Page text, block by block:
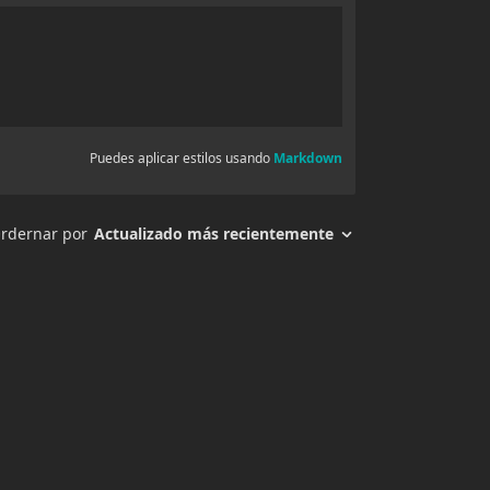
1 agosto, 2025
1 agosto, 2025